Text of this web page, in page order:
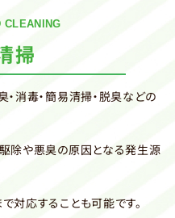
CLEANING
掃
・消毒・簡易清掃・脱臭などの
除や悪臭の原因となる発生源
対応することも可能です。